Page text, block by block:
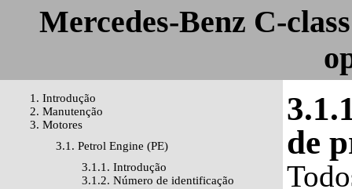
Mercedes-Benz C-
1. Introdução
2. Manutenção
3. Motores
3.1. Petrol Engine (PE)
3.1.1. Introdução
3.1.2. Número de identificação
de